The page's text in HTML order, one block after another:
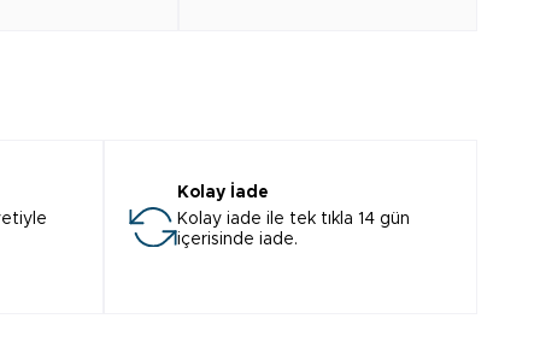
Kolay İade
Kolay iade ile tek tıkla 14 gün
içerisinde iade.